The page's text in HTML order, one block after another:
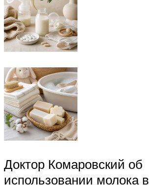
Доктор Комаровский об
использовании молока в